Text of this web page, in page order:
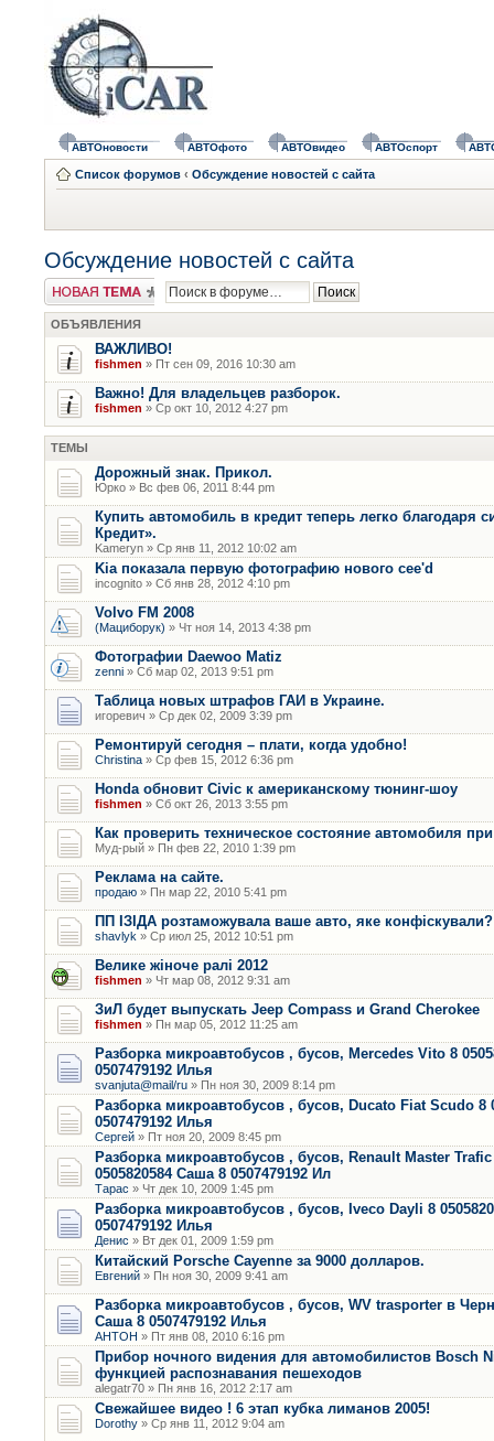
АВТОновости АВТОфото АВТОвидео АВТОспорт
Список форумов ‹ Обсуждение новостей с сайта
Обсуждение новостей с сайта
Новая тема
ОБЪЯВЛЕНИЯ
ВАЖЛИВО!
fishmen » Пт сен 09, 2016 10:30 am
Важно! Для владельцев разборок.
fishmen » Ср окт 10, 2012 4:27 pm
ТЕМЫ
Дорожный знак. Прикол.
Юрко » Вс фев 06, 2011 8:44 pm
Купить автомобиль в кредит теперь легко благодаря
Кредит».
Kameryn » Ср янв 11, 2012 10:02 am
Kia показала первую фотографию нового cee'd
incognito » Сб янв 28, 2012 4:10 pm
Volvo FM 2008
(Мациборук) » Чт ноя 14, 2013 4:38 pm
Фотографии Daewoo Matiz
zenni » Сб мар 02, 2013 9:51 pm
Таблица новых штрафов ГАИ в Украине.
игоревич » Ср дек 02, 2009 3:39 pm
Ремонтируй сегодня – плати, когда удобно!
Christina » Ср фев 15, 2012 6:36 pm
Honda обновит Civic к американскому тюнинг-шоу
fishmen » Сб окт 26, 2013 3:55 pm
Как проверить техническое состояние автомобиля
Муд-рый » Пн фев 22, 2010 1:39 pm
Реклама на сайте.
продаю » Пн мар 22, 2010 5:41 pm
ПП ІЗІДА розтаможувала ваше авто, яке конфіскували?
shavlyk » Ср июл 25, 2012 10:51 pm
Велике жіноче ралі 2012
fishmen » Чт мар 08, 2012 9:31 am
ЗиЛ будет выпускать Jeep Compass и Grand Cherokee
fishmen » Пн мар 05, 2012 11:25 am
Разборка микроавтобусов , бусов, Mercedes Vito 8
0507479192 Илья
svanjuta@mail/ru » Пн ноя 30, 2009 8:14 pm
Разборка микроавтобусов , бусов, Ducato Fiat Scudo 8
0507479192 Илья
Сергей » Пт ноя 20, 2009 8:45 pm
Разборка микроавтобусов , бусов, Renault Master
0505820584 Саша 8 0507479192 Ил
Тарас » Чт дек 10, 2009 1:45 pm
Разборка микроавтобусов , бусов, Iveco Dayli 8
0507479192 Илья
Денис » Вт дек 01, 2009 1:59 pm
Китайский Porsche Cayenne за 9000 долларов.
Евгений » Пн ноя 30, 2009 9:41 am
Разборка микроавтобусов , бусов, WV trasporter в
Саша 8 0507479192 Илья
АНТОН » Пт янв 08, 2010 6:16 pm
Прибор ночного видения для автомобилистов Bosch
функцией распознавания пешеходов
alegatr70 » Пн янв 16, 2012 2:17 am
Свежайшее видео ! 6 этап кубка лиманов 2005!
Dorothy » Ср янв 11, 2012 9:04 am